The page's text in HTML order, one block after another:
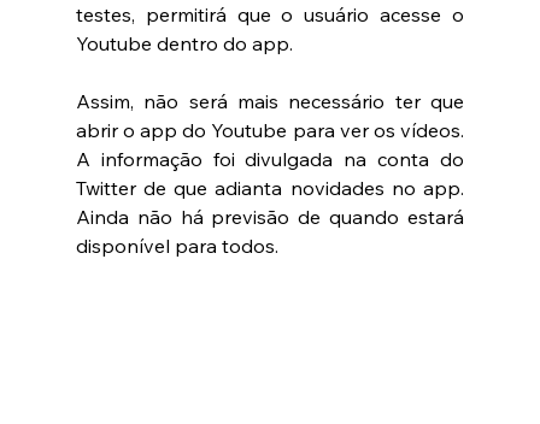
testes, permitirá que o usuário acesse o
Youtube dentro do app.
Assim, não será mais necessário ter que
abrir o app do Youtube para ver os vídeos.
A informação foi divulgada na conta do
Twitter de que adianta novidades no app.
Ainda não há previsão de quando estará
disponível para todos.